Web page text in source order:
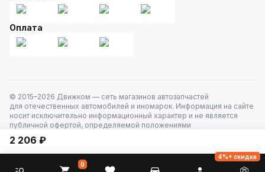
2 206 ₽
Оплата
© 2015–2026 Движком — сеть магазинов автозапчастей
для отечественных автомобилей и иномарок. Информация на сайте
носит исключительно информационный характер и не является
публичной офертой, определяемой положениями
0
4%+ скидка